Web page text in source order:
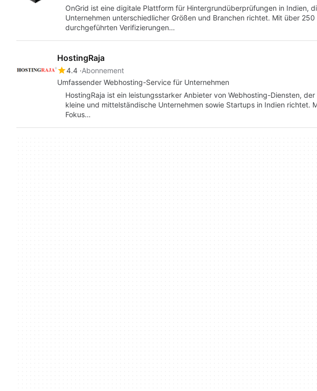
OnGrid ist eine digitale Plattform für Hintergrundüberprüfungen in Indien,
Unternehmen unterschiedlicher Größen und Branchen richtet. Mit über 250
durchgeführten Verifizierungen…
HostingRaja
4.4 Abonnement
Umfassender Webhosting-Service für Unternehmen
HostingRaja ist ein leistungsstarker Anbieter von Webhosting-Diensten, der
kleine und mittelständische Unternehmen sowie Startups in Indien richtet.
Fokus…